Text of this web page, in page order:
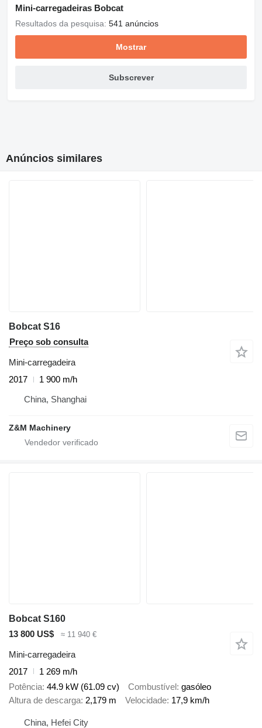
Mini-carregadeiras Bobcat
Resultados da pesquisa: 541 anúncios
Mostrar
Subscrever
Anúncios similares
Bobcat S16
Preço sob consulta
Mini-carregadeira
2017
1 900 m/h
China, Shanghai
Z&M Machinery
Bobcat S160
13 800 US$
≈ 11 940 €
Mini-carregadeira
2017
1 269 m/h
Potência 44.9 kW (61.09 cv) Combustível
gasóleo
Altura de descarga 2,179 m Velocidade 17,9 km/h
China, Hefei City